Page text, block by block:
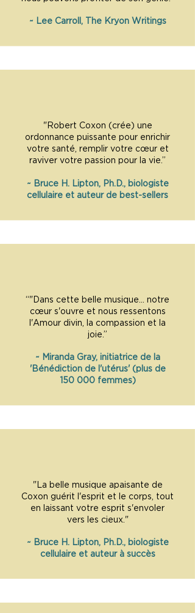
~ Lee Carroll, The Kryon Writings
"Robert Coxon (crée) une
ordonnance puissante pour enrichir
votre santé, remplir votre cœur et
raviver votre passion pour la vie.”
~ Bruce H. Lipton, Ph.D., biologiste
cellulaire et auteur de best-sellers
“"Dans cette belle musique... notre
cœur s'ouvre et nous ressentons
l'Amour divin, la compassion et la
joie.”
~ Miranda Gray, initiatrice de la
'Bénédiction de l'utérus' (plus de
150 000 femmes)
"La belle musique apaisante de
Coxon guérit l'esprit et le corps, tout
en laissant votre esprit s'envoler
vers les cieux."
~ Bruce H. Lipton, Ph.D., biologiste
cellulaire et auteur à succès